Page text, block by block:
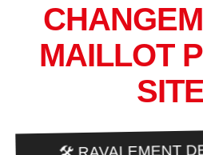
MAILLOT
🛠️ RAVALEMENT